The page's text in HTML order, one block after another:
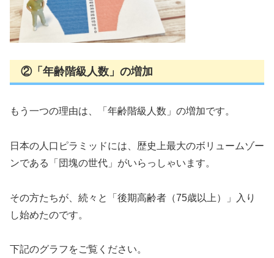
②「年齢階級人数」の増加
もう一つの理由は、「年齢階級人数」の増加です。
日本の人口ピラミッドには、歴史上最大のボリュームゾー
ンである「団塊の世代」がいらっしゃいます。
その方たちが、続々と「後期高齢者（75歳以上）」入り
し始めたのです。
下記のグラフをご覧ください。